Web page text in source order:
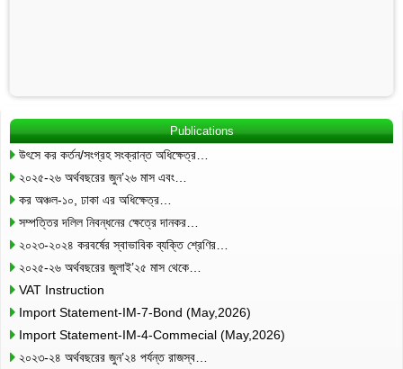
Publications
উৎসে কর কর্তন/সংগ্রহ সংক্রান্ত অধিক্ষেত্র…
২০২৫-২৬ অর্থবছরের জুন’২৬ মাস এবং…
কর অঞ্চল-১০, ঢাকা এর অধিক্ষেত্র…
সম্পত্তির দলিল নিবন্ধনের ক্ষেত্রে দানকর…
২০২৩-২০২৪ করবর্ষের স্বাভাবিক ব্যক্তি শ্রেণির…
২০২৫-২৬ অর্থবছরের জুলাই’২৫ মাস থেকে…
VAT Instruction
Import Statement-IM-7-Bond (May,2026)
Import Statement-IM-4-Commecial (May,2026)
২০২৩-২৪ অর্থবছরের জুন’২৪ পর্যন্ত রাজস্ব…